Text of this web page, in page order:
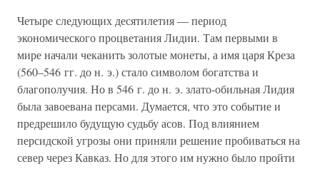
Четыре следующих десятилетия — период
экономического процветания Лидии. Там первыми в
мире начали чеканить золотые монеты, а имя царя Креза
(560–546 гг. до н. э.) стало символом богатства и
благополучия. Но в 546 г. до н. э. злато-обильная Лидия
была завоевана персами. Думается, что это событие и
предрешило будущую судьбу асов. Под влиянием
персидской угрозы они приняли решение пробиваться на
север через Кавказ. Но для этого им нужно было пройти